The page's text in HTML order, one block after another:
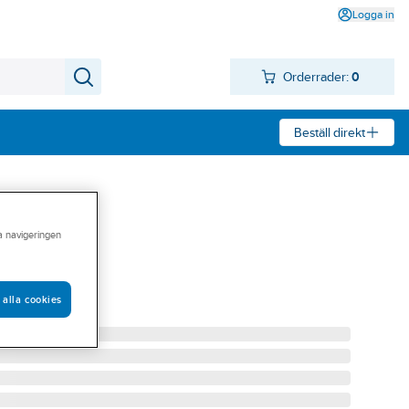
Logga in
Orderrader: 0
Beställ direkt
navigeringen
alla cookies